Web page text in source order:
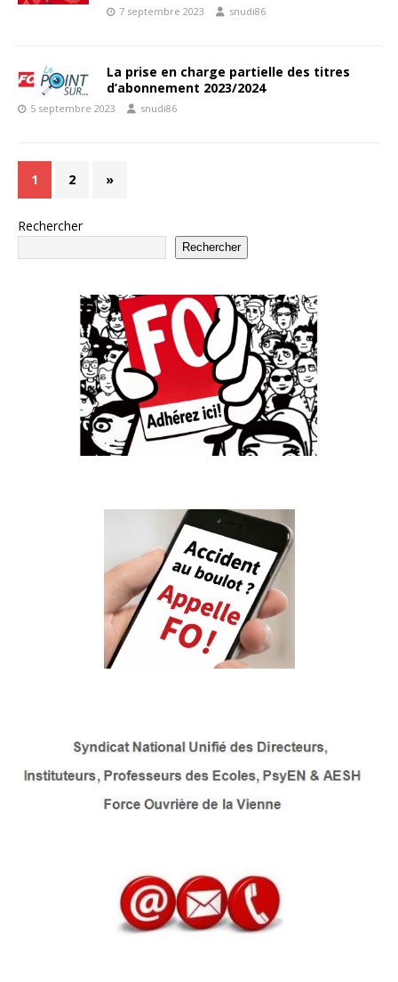
7 septembre 2023 snudi86
La prise en charge partielle des titres
d’abonnement 2023/2024
5 septembre 2023 snudi86
1 2 »
Rechercher
Rechercher